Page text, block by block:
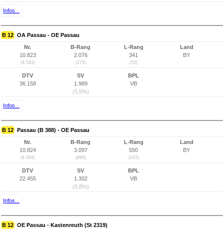
Infos...
B 12 OA Passau - OE Passau
Nr.
10.823
(4.583)
B-Rang
2.076
(275)
L-Rang
341
(35)
Land
BY
DTV
36.158
SV
1.989
(5,5%)
BPL
VB
Infos...
B 12 Passau (B 388) - OE Passau
Nr.
10.824
(4.584)
B-Rang
3.097
(898)
L-Rang
550
(163)
Land
BY
DTV
22.455
SV
1.302
(5,8%)
BPL
VB
Infos...
B 12 OE Passau - Kastenreuth (St 2319)